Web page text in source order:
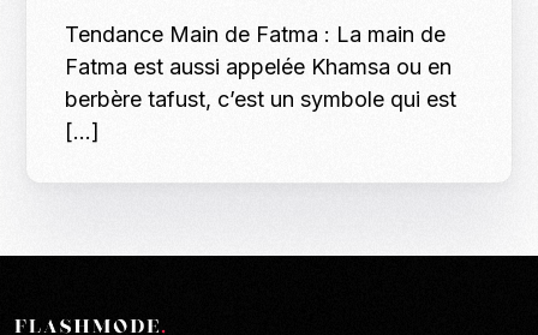
Tendance Main de Fatma : La main de
Fatma est aussi appelée Khamsa ou en
berbère tafust, c’est un symbole qui est
[…]